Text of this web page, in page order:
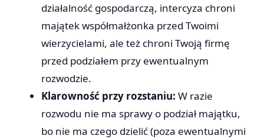
działalność gospodarczą, intercyza chroni
majątek współmałżonka przed Twoimi
wierzycielami, ale też chroni Twoją firmę
przed podziałem przy ewentualnym
rozwodzie.
Klarowność przy rozstaniu: W razie
rozwodu nie ma sprawy o podział majątku,
bo nie ma czego dzielić (poza ewentualnymi